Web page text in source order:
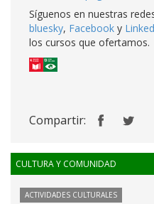
Síguenos en nuestras
bluesky, Facebook y
los cursos que ofertamos.
Compartir:
CULTURA Y COMUNIDAD
ACTIVIDADES CULTURALES